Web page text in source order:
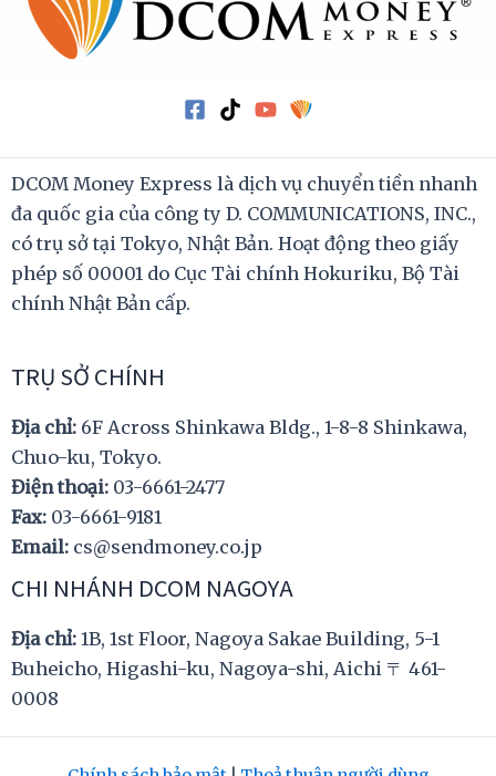
DCOM Money Express là dịch vụ chuyển tiền nhanh
đa quốc gia của công ty D. COMMUNICATIONS, INC.,
có trụ sở tại Tokyo, Nhật Bản. Hoạt động theo giấy
phép số 00001 do Cục Tài chính Hokuriku, Bộ Tài
chính Nhật Bản cấp.
TRỤ SỞ CHÍNH
Địa chỉ: 6F Across Shinkawa Bldg., 1-8-8 Shinkawa,
Chuo-ku, Tokyo.
Điện thoại: 03-6661-2477
Fax: 03-6661-9181
Email: cs@sendmoney.co.jp
CHI NHÁNH DCOM NAGOYA
Địa chỉ: 1B, 1st Floor, Nagoya Sakae Building, 5-1
Buheicho, Higashi-ku, Nagoya-shi, Aichi 〒 461-
0008